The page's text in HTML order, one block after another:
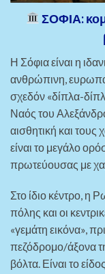
ΣΟΦΙΑ:
Η Σόφια είναι η
ανθρώπινη,
σχεδόν «δίπλα-
Ναός του
αισθητική και τους
είναι το μεγάλο
πρωτεύουσας με
Στο ίδιο κέντρο, η
πόλης και οι
«γεμάτη εικόνα»,
πεζόδρομο/άξονα
βόλτα. Είναι το